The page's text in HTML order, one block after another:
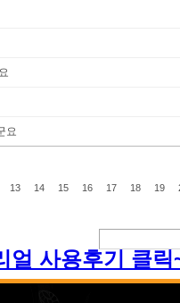
요
13 14 15 16 17 18 19
얼 사용후기 클릭